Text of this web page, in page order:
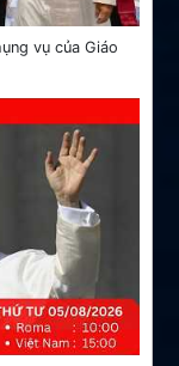
vụ của Giáo